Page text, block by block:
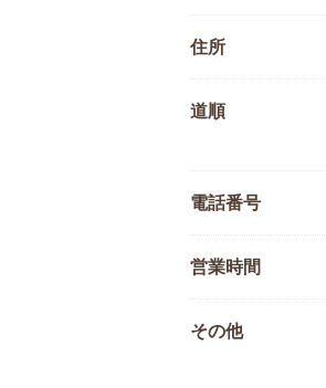
住所
道順
電話番号
営業時間
その他